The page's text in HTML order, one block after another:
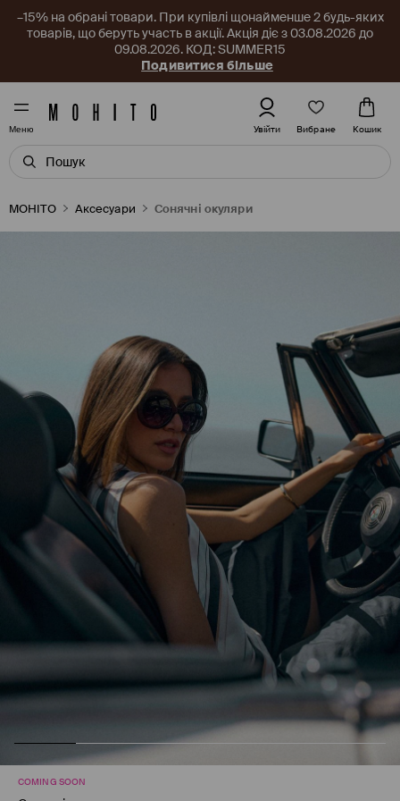
–15% на обрані товари. При купівлі щонайменше 2 будь-яких
товарів, що беруть участь в акції. Акція діє з 03.08.2026 до
09.08.2026. КОД: SUMMER15
Подивитися більше
Меню Увійти Вибране Кошик
MOHITO Аксесуари Сонячні окуляри
COMING SOON